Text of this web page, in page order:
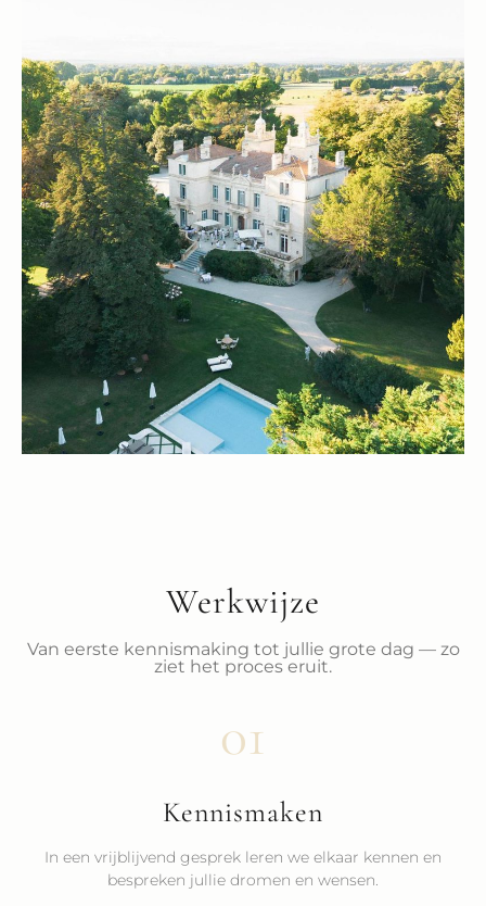
Werkwijze
Van eerste kennismaking tot jullie grote dag — zo
ziet het proces eruit.
01
Kennismaken
In een vrijblijvend gesprek leren we elkaar kennen en
bespreken jullie dromen en wensen.